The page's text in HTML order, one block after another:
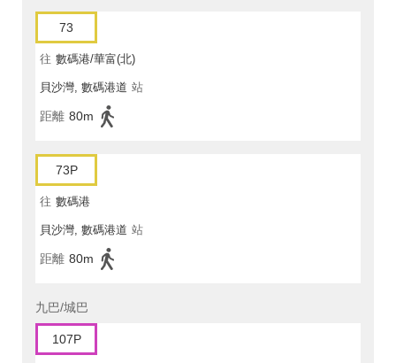
73
往 數碼港/華富(北)
貝沙灣, 數碼港道 站
距離 80m
73P
往 數碼港
貝沙灣, 數碼港道 站
距離 80m
九巴/城巴
107P